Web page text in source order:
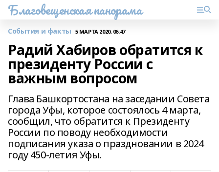
Благовещенская панорама
События и факты 5 МАРТА 2020, 06:47
Радий Хабиров обратится к
президенту России с
важным вопросом
Глава Башкортостана на заседании Совета
города Уфы, которое состоялось 4 марта,
сообщил, что обратится к Президенту
России по поводу необходимости
подписания указа о праздновании в 2024
году 450-летия Уфы.